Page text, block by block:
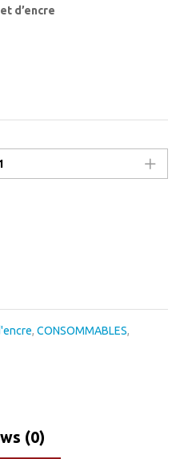
d’encre
, CONSOMMABLES,
(0)